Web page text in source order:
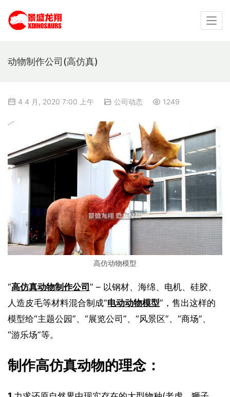
动物制作公司(高仿真)
4 4 月, 2020 7:00 上午 公司动态 1249
高仿动物模型
“高仿真动物制作公司” – 以钢材、海绵、电机、硅胶、
人造皮毛等材料混合制成“电动动物模型”，售出这样的
模型给“主题公园”、“展览公司”、“风景区”、“商场”、
“游乐场”等。
制作高仿真动物的理念：